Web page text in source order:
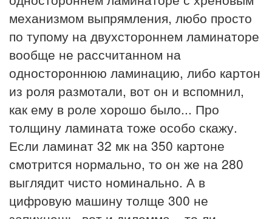
механизмом выпрямления, любо просто
по тупому на двухстороннем ламинаторе
вообще не рассчитанном на
одностороннюю ламинацию, либо картон
из роля размотали, вот он и вспомнил,
как ему в роле хорошо было... Про
толщину ламината тоже особо скажу.
Если ламинат 32 мк на 350 картоне
смотрится нормально, то он же на 280
выглядит чисто номинально. А в
цифровую машину толще 300 не